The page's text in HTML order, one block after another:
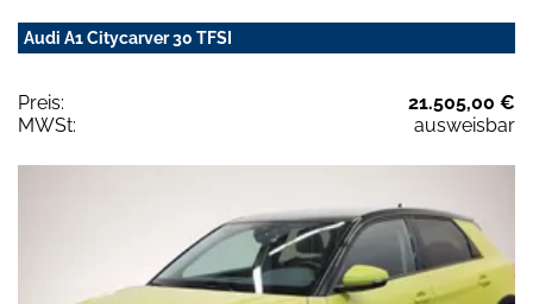
Audi A1 Citycarver 30 TFSI
Preis:
21.505,00 €
MWSt:
ausweisbar